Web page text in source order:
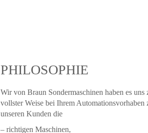
PHILOSOPHIE
Wir von Braun Sondermaschinen haben es
vollster Weise bei Ihrem Automationsvorhaben
unseren Kunden die
– richtigen Maschinen,